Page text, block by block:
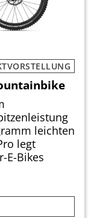
leichten
legt
E-Bikes